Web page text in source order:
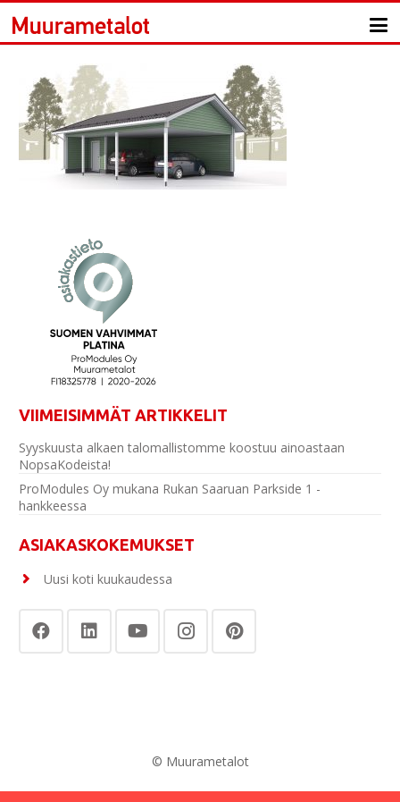
VIIMEISIMMÄT ARTIKKELIT
Syyskuusta alkaen talomallistomme koostuu ainoastaan
NopsaKodeista!
ProModules Oy mukana Rukan Saaruan Parkside 1 -
hankkeessa
ASIAKASKOKEMUKSET
Uusi koti kuukaudessa
© Muurametalot